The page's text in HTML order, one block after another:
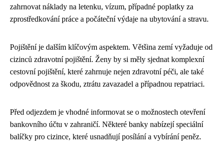
zahrnovat náklady na letenku, vízum, případné poplatky za
zprostředkování práce a počáteční výdaje na ubytování a stravu.
Pojištění je dalším klíčovým aspektem. Většina zemí vyžaduje od
cizinců zdravotní pojištění. Ženy by si měly sjednat komplexní
cestovní pojištění, které zahrnuje nejen zdravotní péči, ale také
odpovědnost za škodu, ztrátu zavazadel a případnou repatriaci.
Před odjezdem je vhodné informovat se o možnostech otevření
bankovního účtu v zahraničí. Některé banky nabízejí speciální
balíčky pro cizince, které usnadňují posílání a vybírání peněz.